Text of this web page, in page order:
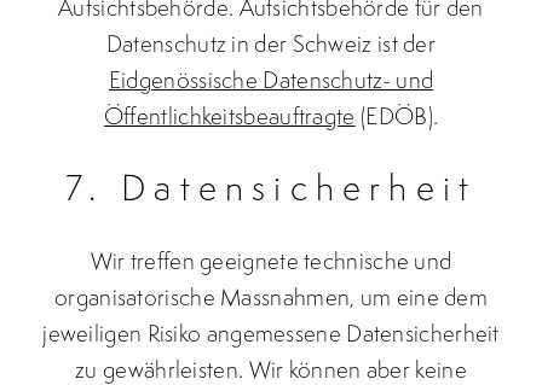
Aufsichtsbehörde. Aufsichtsbehörde für den
Datenschutz in der Schweiz ist der
Eidgenössische Datenschutz- und
Öffentlichkeitsbeauftragte (EDÖB).
7. Datensicherheit
Wir treffen geeignete technische und
organisatorische Massnahmen, um eine dem
jeweiligen Risiko angemessene Datensicherheit
zu gewährleisten. Wir können aber keine